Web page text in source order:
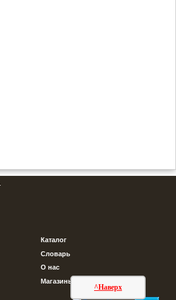
^Наверх
Каталог
Словарь
О нас
Магазины